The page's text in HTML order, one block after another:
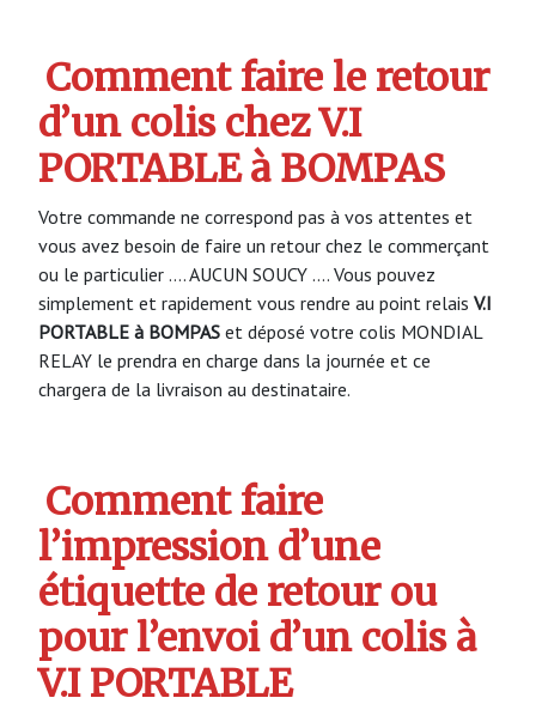
Comment faire le retour
d’un colis chez V.I
PORTABLE à BOMPAS
Votre commande ne correspond pas à vos attentes et
vous avez besoin de faire un retour chez le commerçant
ou le particulier …. AUCUN SOUCY …. Vous pouvez
simplement et rapidement vous rendre au point relais V.I
PORTABLE à BOMPAS et déposé votre colis MONDIAL
RELAY le prendra en charge dans la journée et ce
chargera de la livraison au destinataire.
Comment faire
l’impression d’une
étiquette de retour ou
pour l’envoi d’un colis à
V.I PORTABLE